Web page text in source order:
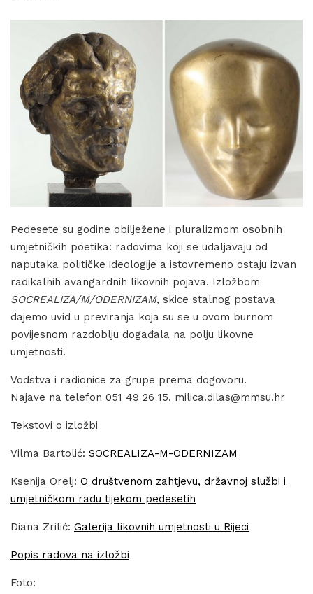
Pedesete su godine obilježene i pluralizmom osobnih
umjetničkih poetika: radovima koji se udaljavaju od
naputaka političke ideologije a istovremeno ostaju izvan
radikalnih avangardnih likovnih pojava. Izložbom
SOCREALIZA/M/ODERNIZAM, skice stalnog postava
dajemo uvid u previranja koja su se u ovom burnom
povijesnom razdoblju događala na polju likovne
umjetnosti.
Vodstva i radionice za grupe prema dogovoru.
Najave na telefon 051 49 26 15, milica.dilas@mmsu.hr
Tekstovi o izložbi
Vilma Bartolić: SOCREALIZA-M-ODERNIZAM
Ksenija Orelj: O društvenom zahtjevu, državnoj službi i
umjetničkom radu tijekom pedesetih
Diana Zrilić: Galerija likovnih umjetnosti u Rijeci
Popis radova na izložbi
Foto: